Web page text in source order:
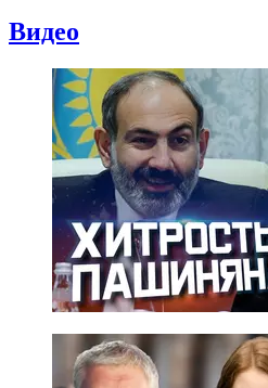
Видео